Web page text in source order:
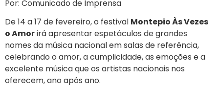
Por: Comunicado de Imprensa
De 14 a 17 de fevereiro, o festival Montepio Às Vezes
o Amorirá apresentar espetáculos de grandes
nomes da música nacional em salas de referência,
celebrando o amor, a cumplicidade, as emoções e a
excelente música que os artistas nacionais nos
oferecem, ano após ano.